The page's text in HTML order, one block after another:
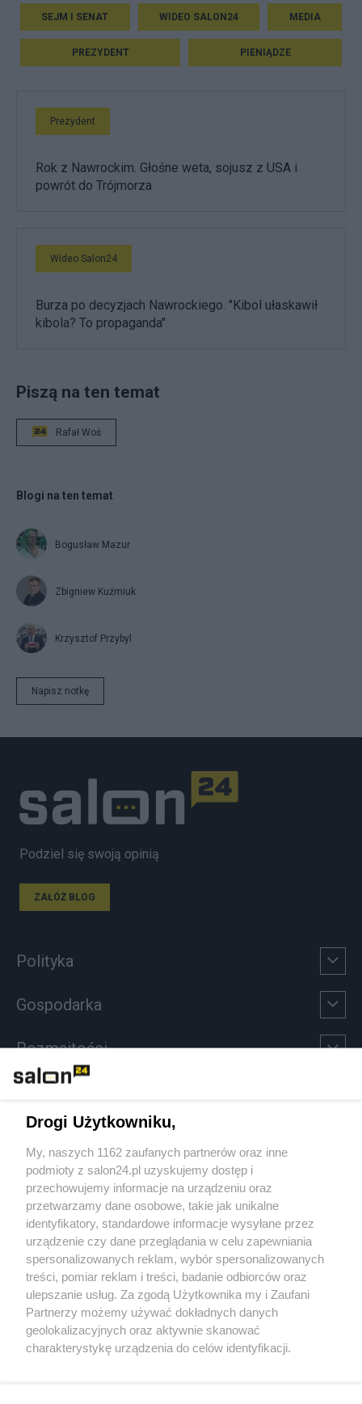
SEJM I SENAT WIDEO SALON24 MEDIA
PREZYDENT PIENIĄDZE
Prezydent
Rok z Nawrockim. Głośne weta, sojusz z USA i
powrót do Trójmorza
Wideo Salon24
Burza po decyzjach Nawrockiego. "Kibol ułaskawił
kibola? To propaganda"
Piszą na ten temat
Rafał Woś
Blogi na ten temat
Bogusław Mazur
Zbigniew Kuźmiuk
Krzysztof Przybyl
Napisz notkę
Podziel się swoją opinią
ZAŁÓŻ BLOG
Polityka
Gospodarka
Rozmaitości
Sport
Społeczeństwo
Kultura
X Facebook Instagram Youtube
Drogi Użytkowniku,
My, naszych 1162 zaufanych partnerów oraz inne
podmioty z salon24.pl uzyskujemy dostęp i
przechowujemy informacje na urządzeniu oraz
przetwarzamy dane osobowe, takie jak unikalne
identyfikatory, standardowe informacje wysyłane przez
urządzenie czy dane przeglądania w celu zapewniania
spersonalizowanych reklam, wybór spersonalizowanych
treści, pomiar reklam i treści, badanie odbiorców oraz
ulepszanie usług. Za zgodą Użytkownika my i Zaufani
Partnerzy możemy używać dokładnych danych
geolokalizacyjnych oraz aktywnie skanować
charakterystykę urządzenia do celów identyfikacji.